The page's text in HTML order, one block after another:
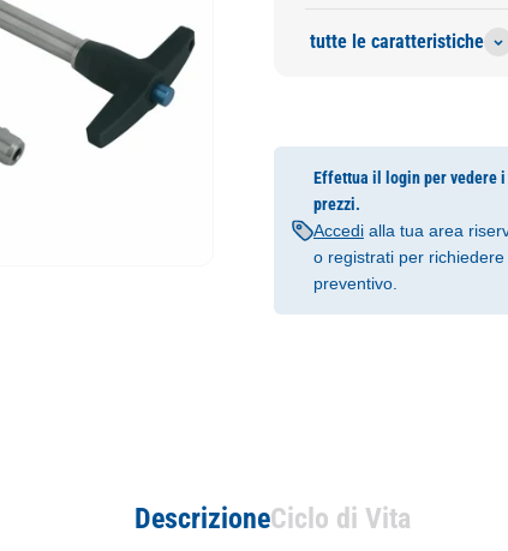
tutte le caratteristiche
Effettua il login per vedere i
prezzi.
Accedialla tua area
o registrati per richiedere
preventivo.
DescrizioneCiclo di Vita